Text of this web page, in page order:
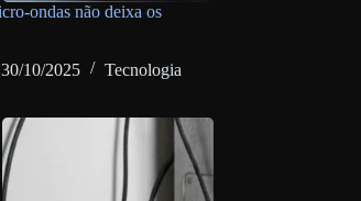
ondas não deixa os
30/10/2025 Tecnologia